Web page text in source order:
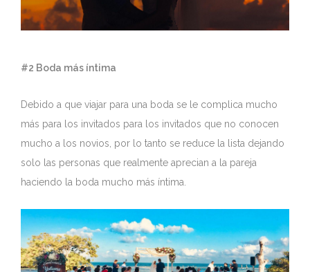
#2 Boda más íntima
Debido a que viajar para una boda se le complica mucho
más para los invitados para los invitados que no conocen
mucho a los novios, por lo tanto se reduce la lista dejando
solo las personas que realmente aprecian a la pareja
haciendo la boda mucho más íntima.